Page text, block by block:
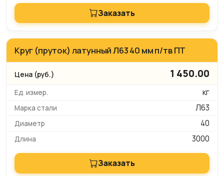
Заказать
Круг (пруток) латунный Л63 40 мм п/тв ПТ
1 450.00
кг
Л63
40
3000
Заказать